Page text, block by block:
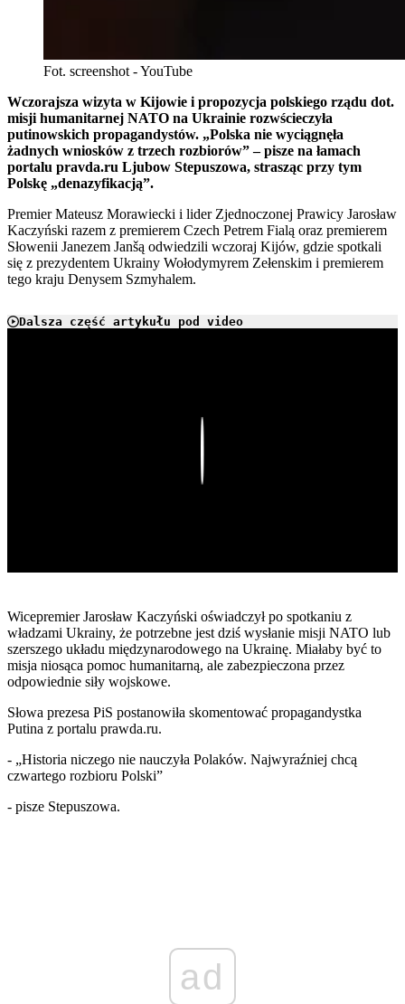
Fot. screenshot - YouTube
Wczorajsza wizyta w Kijowie i propozycja polskiego rządu dot.
misji humanitarnej NATO na Ukrainie rozwścieczyła
putinowskich propagandystów. „Polska nie wyciągnęła
żadnych wniosków z trzech rozbiorów” – pisze na łamach
portalu pravda.ru Ljubow Stepuszowa, strasząc przy tym
Polskę „denazyfikacją”.
Premier Mateusz Morawiecki i lider Zjednoczonej Prawicy Jarosław
Kaczyński razem z premierem Czech Petrem Fialą oraz premierem
Słowenii Janezem Janšą odwiedzili wczoraj Kijów, gdzie spotkali
się z prezydentem Ukrainy Wołodymyrem Zełenskim i premierem
tego kraju Denysem Szmyhalem.
Dalsza część artykułu pod video
Wicepremier Jarosław Kaczyński oświadczył po spotkaniu z
władzami Ukrainy, że potrzebne jest dziś wysłanie misji NATO lub
szerszego układu międzynarodowego na Ukrainę. Miałaby być to
misja niosąca pomoc humanitarną, ale zabezpieczona przez
odpowiednie siły wojskowe.
Słowa prezesa PiS postanowiła skomentować propagandystka
Putina z portalu prawda.ru.
- „Historia niczego nie nauczyła Polaków. Najwyraźniej chcą
czwartego rozbioru Polski”
- pisze Stepuszowa.
ad